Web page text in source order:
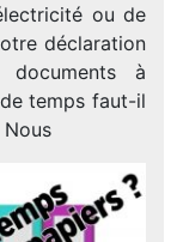
ou de
déclaration
à
temps faut-il